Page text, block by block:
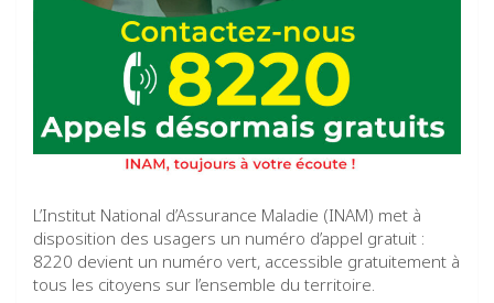
L’Institut National d’Assurance Maladie (INAM) met à
disposition des usagers un numéro d’appel gratuit :
8220 devient un numéro vert, accessible gratuitement à
tous les citoyens sur l’ensemble du territoire.